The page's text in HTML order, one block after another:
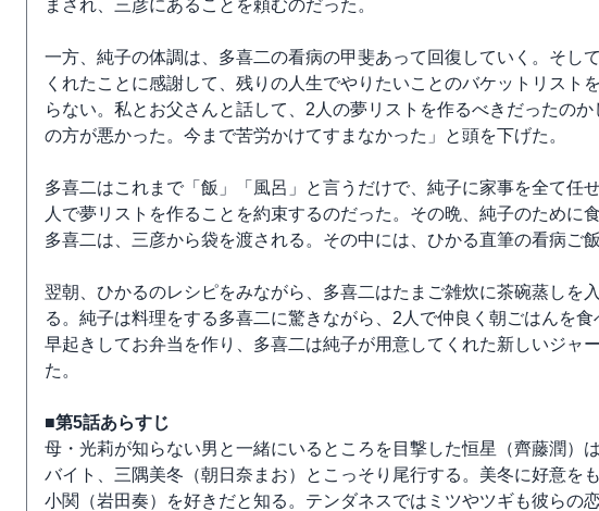
まされ、三彦にあることを頼むのだった。
一方、純子の体調は、多喜二の看病の甲斐あって回復していく。そし
くれたことに感謝して、残りの人生でやりたいことのバケットリスト
らない。私とお父さんと話して、2人の夢リストを作るべきだったの
の方が悪かった。今まで苦労かけてすまなかった」と頭を下げた。
多喜二はこれまで「飯」「風呂」と言うだけで、純子に家事を全て任
人で夢リストを作ることを約束するのだった。その晩、純子のために
多喜二は、三彦から袋を渡される。その中には、ひかる直筆の看病ご
翌朝、ひかるのレシピをみながら、多喜二はたまご雑炊に茶碗蒸しを
る。純子は料理をする多喜二に驚きながら、2人で仲良く朝ごはんを
早起きしてお弁当を作り、多喜二は純子が用意してくれた新しいジャ
た。
■第5話あらすじ
母・光莉が知らない男と一緒にいるところを目撃した恒星（齊藤潤）
バイト、三隅美冬（朝日奈まお）とこっそり尾行する。美冬に好意を
小関（岩田奏）を好きだと知る。テンダネスではミツやツギも彼らの